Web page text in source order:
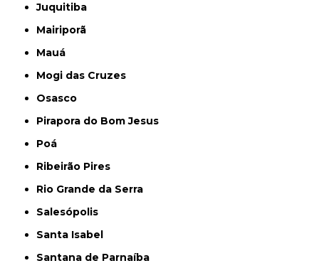
Juquitiba
Mairiporã
Mauá
Mogi das Cruzes
Osasco
Pirapora do Bom Jesus
Poá
Ribeirão Pires
Rio Grande da Serra
Salesópolis
Santa Isabel
Santana de Parnaíba